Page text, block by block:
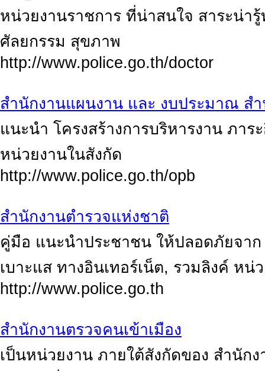
หน่วยงานราชการ ที่น่าสนใจ สาระน่า
ศัลยกรรม สุขภาพ
http://www.police.go.th/doctor
สำนักงานแผนงาน และ งบประมาณ ส
แนะนำ โครงสร้างการบริหารงาน ภา
หน่วยงานในสังกัด
http://www.police.go.th/opb
สำนักงานตำรวจแห่งชาติ
คู่มือ แนะนำประชาชน ให้ปลอดภัยจาก
เบาะแส ทางอินเทอร์เน็ต, รวมลิงค์ หน่
http://www.police.go.th
สำนักงานตรวจคนเข้าเมือง
เป็นหน่วยงาน ภายใต้สังกัดของ สำนัก